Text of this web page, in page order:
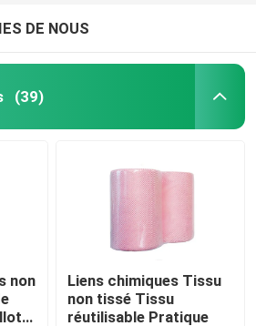
DE NOUS
(39)
non
Liens chimiques Tissu
non tissé Tissu
réutilisable Pratique